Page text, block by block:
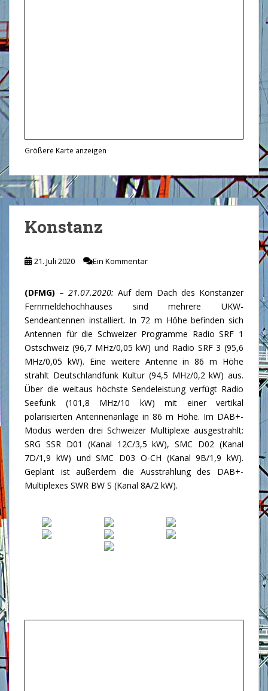
Größere Karte anzeigen
Konstanz
21. Juli 2020 Ein Kommentar
(DFMG) – 21.07.2020: Auf dem Dach des Konstanzer
Fernmeldehochhauses sind mehrere UKW-
Sendeantennen installiert. In 72 m Höhe befinden sich
Antennen für die Schweizer Programme Radio SRF 1
Ostschweiz (96,7 MHz/0,05 kW) und Radio SRF 3 (95,6
MHz/0,05 kW). Eine weitere Antenne in 86 m Höhe
strahlt Deutschlandfunk Kultur (94,5 MHz/0,2 kW) aus.
Über die weitaus höchste Sendeleistung verfügt Radio
Seefunk (101,8 MHz/10 kW) mit einer vertikal
polarisierten Antennenanlage in 86 m Höhe. Im DAB+-
Modus werden drei Schweizer Multiplexe ausgestrahlt:
SRG SSR D01 (Kanal 12C/3,5 kW), SMC D02 (Kanal
7D/1,9 kW) und SMC D03 O-CH (Kanal 9B/1,9 kW).
Geplant ist außerdem die Ausstrahlung des DAB+-
Multiplexes SWR BW S (Kanal 8A/2 kW).